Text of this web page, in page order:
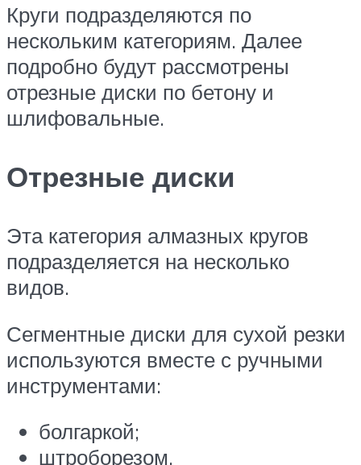
Круги подразделяются по
нескольким категориям. Далее
подробно будут рассмотрены
отрезные диски по бетону и
шлифовальные.
Отрезные диски
Эта категория алмазных кругов
подразделяется на несколько
видов.
Сегментные диски для сухой резки
используются вместе с ручными
инструментами:
болгаркой;
штроборезом.